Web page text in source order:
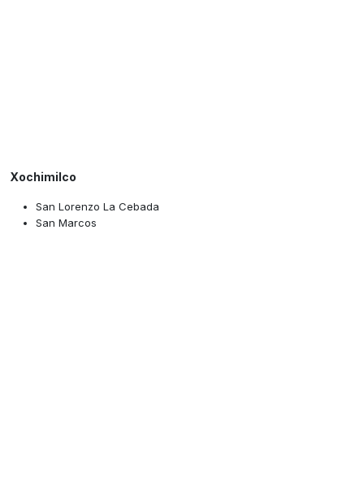
Xochimilco
San Lorenzo La Cebada
San Marcos